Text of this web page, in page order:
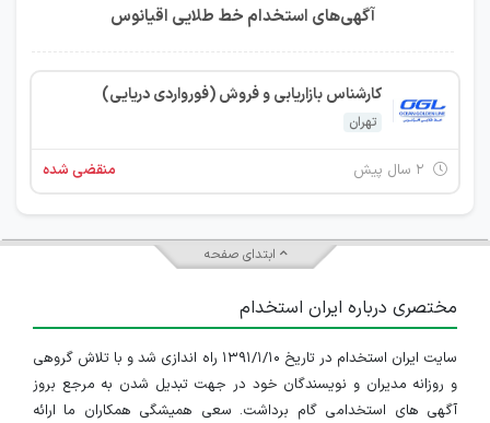
آگهی‌های استخدام خط طلایی اقیانوس
کارشناس بازاریابی و فروش (فورواردی دریایی)
تهران
منقضی شده
ابتدای صفحه
مختصری درباره ایران استخدام
سایت ایران استخدام در تاریخ ۱۳۹۱/۱/۱۰ راه اندازی شد و با تلاش گروهی
و روزانه مدیران و نویسندگان خود در جهت تبدیل شدن به مرجع بروز
آگهی های استخدامی گام برداشت. سعی همیشگی همکاران ما ارائه